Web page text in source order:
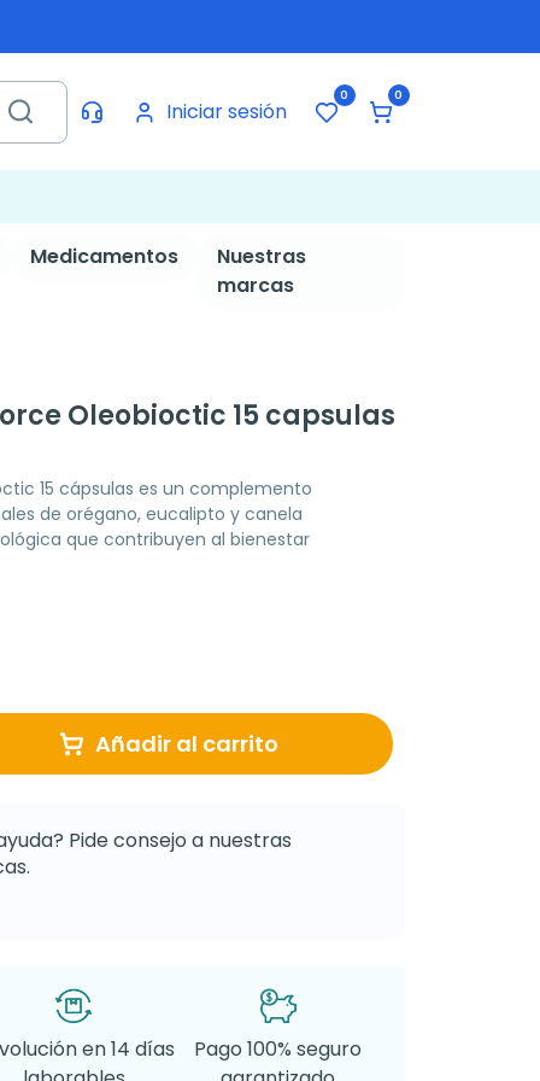
Iniciar sesión
0 0
Medicamentos
Nuestras
marcas
Oleobioctic 15 capsulas
15 cápsulas es un complemento
de orégano, eucalipto y canela
que contribuyen al bienestar
Añadir al carrito
Pide consejo a nuestras
en 14 días
Pago 100% seguro